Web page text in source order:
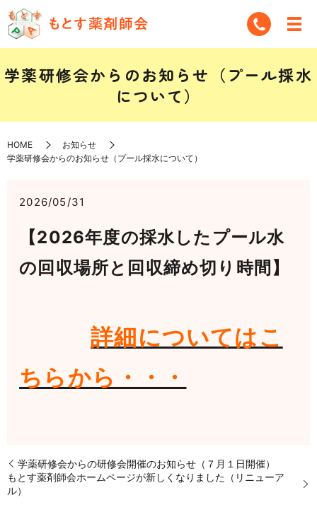
学薬研修会からのお知らせ（プール採水
について）
HOME
お知らせ
学薬研修会からのお知らせ（プール採水について）
2026/05/31
【2026年度の採水したプール水
の回収場所と回収締め切り時間】
詳細についてはこ
ちらから・・・
学薬研修会からの研修会開催のお知らせ（７月１日開催）
もとす薬剤師会ホームページが新しくなりました（リニューア
ル）